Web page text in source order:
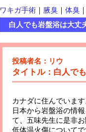
ワキガ手術 腋臭 体臭
白人でも岩盤浴は大丈
投稿者名：リウ
タイトル：白人で
カナダに住んでいます
日本から岩盤浴の情
て、五味先生に是非
低体温火傷について